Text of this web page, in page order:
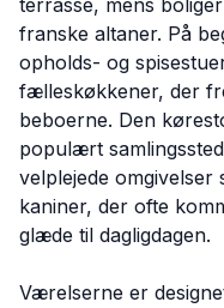
terrasse, mens
franske altaner. På
opholds- og
fælleskøkkener, der
beboerne. Den
populært
velplejede omgivelser
kaniner, der ofte
glæde til dagligdagen.
Værelserne er